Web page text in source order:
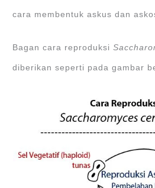
cara membentuk askus dan
Bagan cara reproduksi
diberikan seperti pada gambar